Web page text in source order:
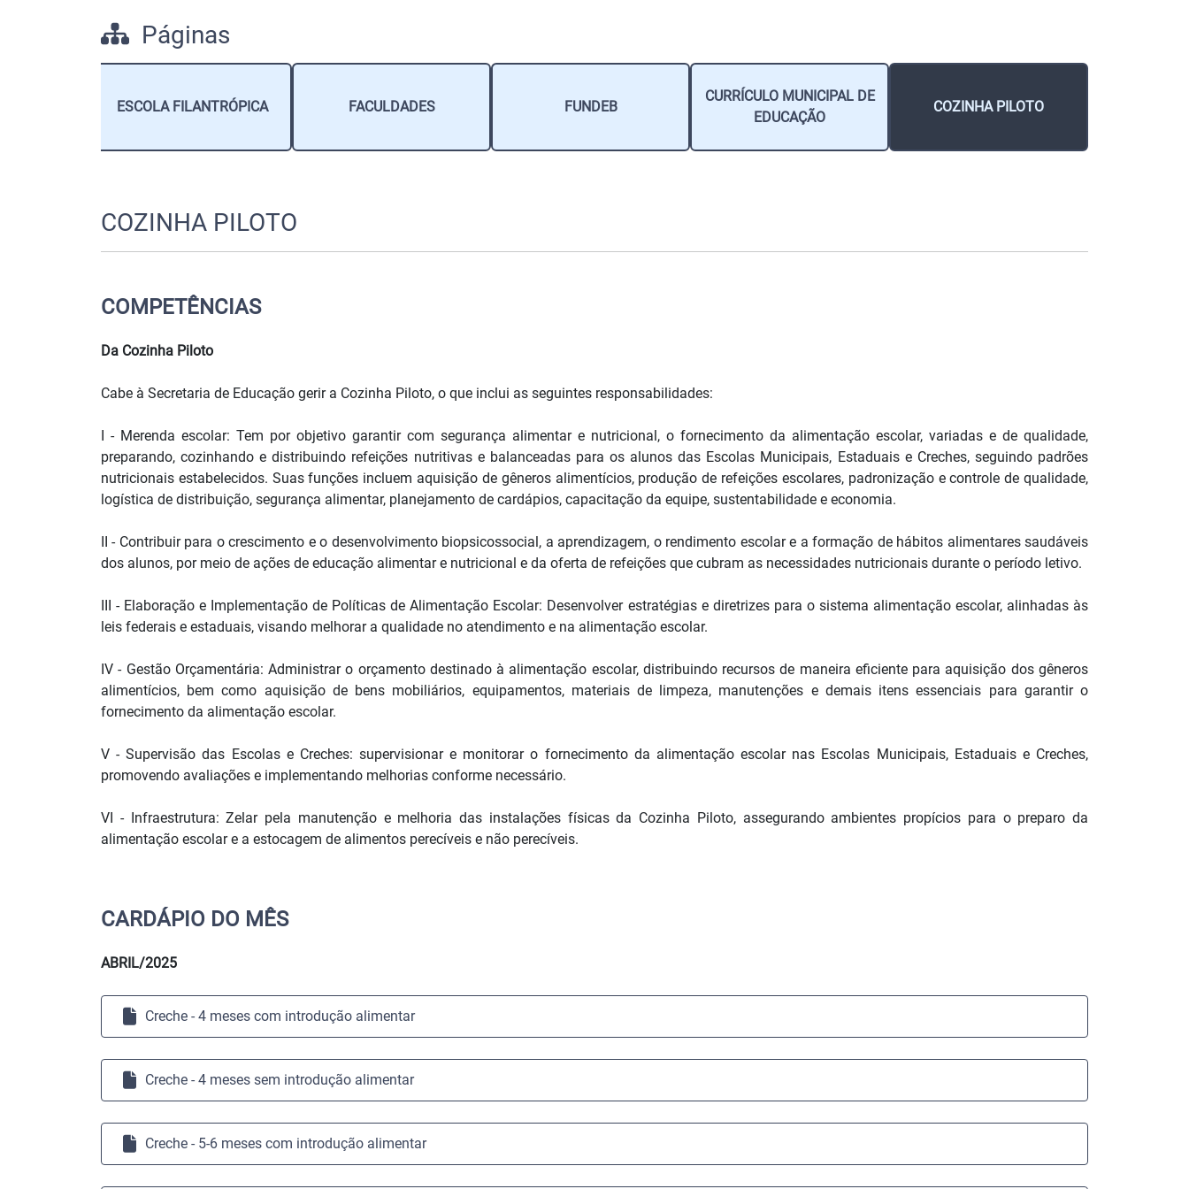
Páginas
ESCOLA FILANTRÓPICA FACULDADES FUNDEB
CURRÍCULO MUNICIPAL DE
EDUCAÇÃO
COZINHA PILOTO
COZINHA PILOTO
COMPETÊNCIAS
Da Cozinha Piloto
Cabe à Secretaria de Educação gerir a Cozinha Piloto, o que inclui as seguintes responsabilidades:
I - Merenda escolar: Tem por objetivo garantir com segurança alimentar e nutricional, o fornecimento da alimentação escolar, variadas e de qualidade,
preparando, cozinhando e distribuindo refeições nutritivas e balanceadas para os alunos das Escolas Municipais, Estaduais e Creches, seguindo padrões
nutricionais estabelecidos. Suas funções incluem aquisição de gêneros alimentícios, produção de refeições escolares, padronização e controle de qualidade,
logística de distribuição, segurança alimentar, planejamento de cardápios, capacitação da equipe, sustentabilidade e economia.
II - Contribuir para o crescimento e o desenvolvimento biopsicossocial, a aprendizagem, o rendimento escolar e a formação de hábitos alimentares saudáveis
dos alunos, por meio de ações de educação alimentar e nutricional e da oferta de refeições que cubram as necessidades nutricionais durante o período letivo.
III - Elaboração e Implementação de Políticas de Alimentação Escolar: Desenvolver estratégias e diretrizes para o sistema alimentação escolar, alinhadas às
leis federais e estaduais, visando melhorar a qualidade no atendimento e na alimentação escolar.
IV - Gestão Orçamentária: Administrar o orçamento destinado à alimentação escolar, distribuindo recursos de maneira eficiente para aquisição dos gêneros
alimentícios, bem como aquisição de bens mobiliários, equipamentos, materiais de limpeza, manutenções e demais itens essenciais para garantir o
fornecimento da alimentação escolar.
V - Supervisão das Escolas e Creches: supervisionar e monitorar o fornecimento da alimentação escolar nas Escolas Municipais, Estaduais e Creches,
promovendo avaliações e implementando melhorias conforme necessário.
VI - Infraestrutura: Zelar pela manutenção e melhoria das instalações físicas da Cozinha Piloto, assegurando ambientes propícios para o preparo da
alimentação escolar e a estocagem de alimentos perecíveis e não perecíveis.
CARDÁPIO DO MÊS
ABRIL/2025
Creche - 4 meses com introdução alimentar
Creche - 4 meses sem introdução alimentar
Creche - 5-6 meses com introdução alimentar